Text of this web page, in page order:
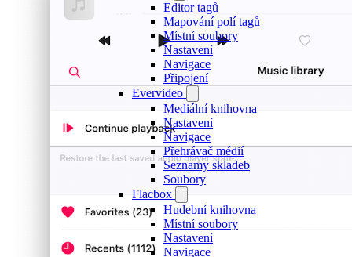
Editor tagů
Mapování polí tagů
Místní soubory
Nastavení
Navigace
Připojení
Evervideo
Mediální knihovna
Nastavení
Navigace
Přehrávač médií
Seznamy skladeb
Soubory
Flacbox
Hudební knihovna
Místní soubory
Nastavení
Navigace